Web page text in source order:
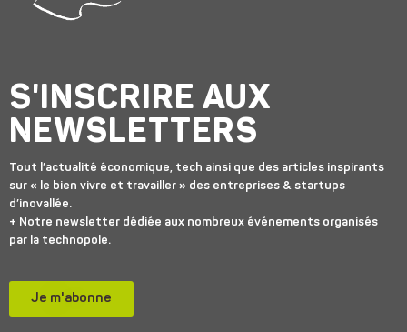
S'INSCRIRE AUX
NEWSLETTERS
Tout l’actualité économique, tech ainsi que des articles inspirants
sur « le bien vivre et travailler » des entreprises & startups
d’inovallée.
+ Notre newsletter dédiée aux nombreux événements organisés
par la technopole.
Je m'abonne